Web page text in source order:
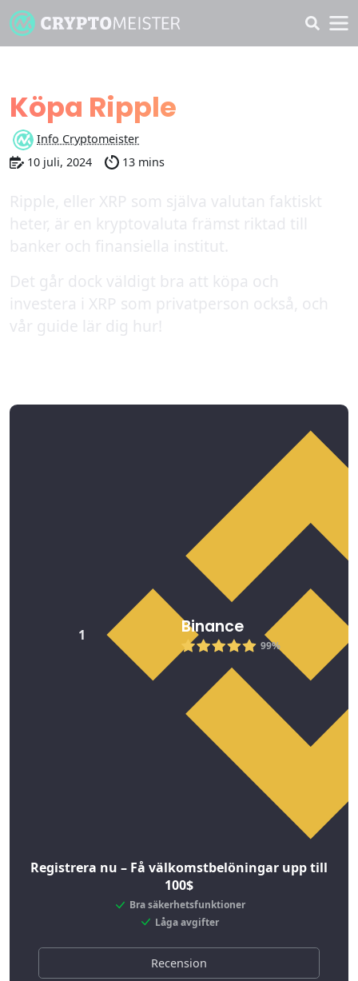
Köpa Ripple
Info Cryptomeister
10 juli, 2024
13 mins
Ripple, eller XRP som själva valutan faktiskt
heter, är en kryptovaluta främst riktad till
banker och finansiella institut.
Det går dock väldigt bra att köpa och
investera i XRP som privatperson också, och
vår guide lär dig hur!
1 Binance
99%
Registrera nu – Få välkomstbelöningar upp till
100$
Bra säkerhetsfunktioner
Låga avgifter
Recension